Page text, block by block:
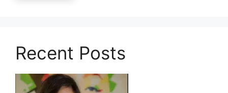
Recent Posts